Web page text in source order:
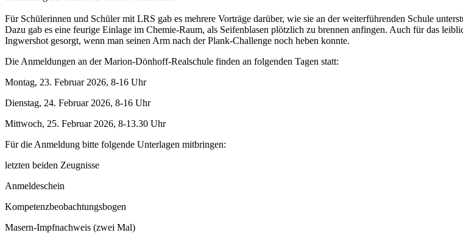
Für Schülerinnen und Schüler mit LRS gab es mehrere Vorträge darüber, wie sie an der weiterführenden Schule
Dazu gab es eine feurige Einlage im Chemie-Raum, als Seifenblasen plötzlich zu brennen anfingen. Auch für das
Ingwershot gesorgt, wenn man seinen Arm nach der Plank-Challenge noch heben konnte.
Die Anmeldungen an der Marion-Dönhoff-Realschule finden an folgenden Tagen statt:
Montag, 23. Februar 2026, 8-16 Uhr
Dienstag, 24. Februar 2026, 8-16 Uhr
Mittwoch, 25. Februar 2026, 8-13.30 Uhr
Für die Anmeldung bitte folgende Unterlagen mitbringen:
letzten beiden Zeugnisse
Anmeldeschein
Kompetenzbeobachtungsbogen
Masern-Impfnachweis (zwei Mal)